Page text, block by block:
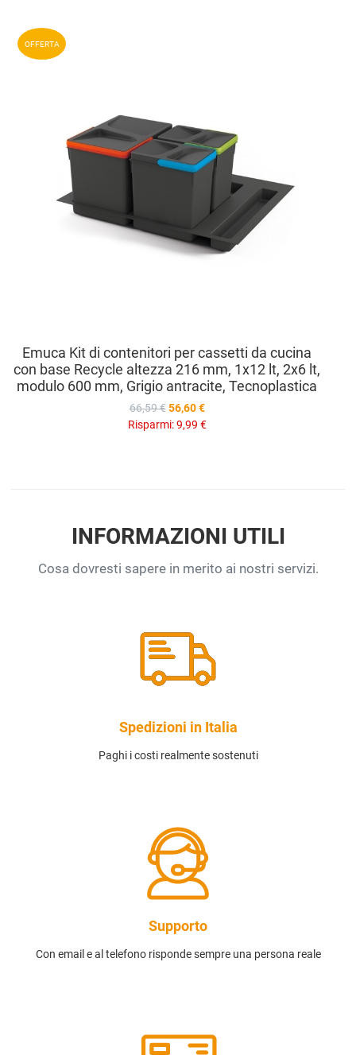
OFFERTA
Emuca Kit di contenitori per cassetti da cucina
con base Recycle altezza 216 mm, 1x12 lt, 2x6 lt,
modulo 600 mm, Grigio antracite, Tecnoplastica
66,59 € 56,60 €
Risparmi:9,99 €
INFORMAZIONI UTILI
Cosa dovresti sapere in merito ai nostri servizi.
Spedizioni in Italia
Paghi i costi realmente sostenuti
Supporto
Con email e al telefono risponde sempre una persona reale